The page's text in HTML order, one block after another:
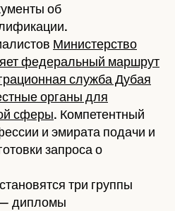
об
Министерство
федеральный маршрут
служба Дубая
органы для
сферы. Компетентный
и эмирата подачи и
запроса о
три группы
дипломы